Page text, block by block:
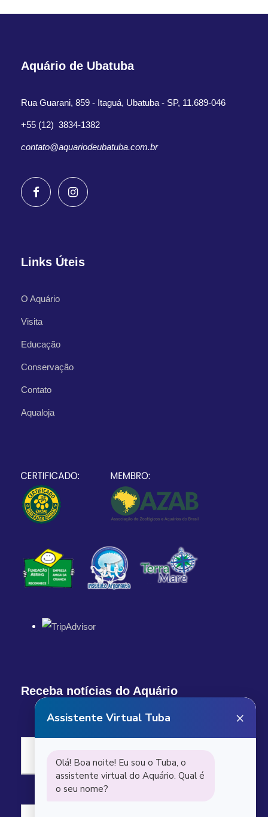
Aquário de Ubatuba
Rua Guarani, 859 - Itaguá, Ubatuba - SP, 11.689-046
+55 (12) 3834-1382
contato@aquariodeubatuba.com.br
Links Úteis
O Aquário
Visita
Educação
Conservação
Contato
Aqualoja
Receba notícias do Aquário